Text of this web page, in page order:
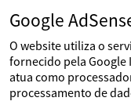
Google
O website utiliza o
fornecido pela
atua como
processamento de